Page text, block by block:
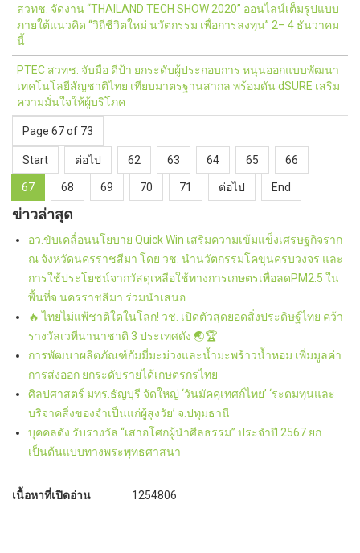
สวทช. จัดงาน “THAILAND TECH SHOW 2020” ออนไลน์เต็มรูปแบบ
ภายใต้แนวคิด “วิถีชีวิตใหม่ นวัตกรรม เพื่อการลงทุน” 2– 4 ธันวาคม
นี้
PTEC สวทช. จับมือ ดีป้า ยกระดับผู้ประกอบการ หนุนออกแบบพัฒนา
เทคโนโลยีสัญชาติไทย เทียบมาตรฐานสากล พร้อมดัน dSURE เสริม
ความมั่นใจให้ผู้บริโภค
Page 67 of 73
Start ต่อไป 62 63 64 65 66
67 68 69 70 71 ต่อไป End
ข่าวล่าสุด
อว.ขับเคลื่อนนโยบาย Quick Win เสริมความเข้มแข็งเศรษฐกิจราก
ณ จังหวัดนครราชสีมา โดย วช. นำนวัตกรรมโคขุนครบวงจร และ
การใช้ประโยชน์จากวัสดุเหลือใช้ทางการเกษตรเพื่อลดPM2.5 ใน
พื้นที่จ.นครราชสีมา ร่วมนำเสนอ
🔥 ไทยไม่แพ้ชาติใดในโลก! วช. เปิดตัวสุดยอดสิ่งประดิษฐ์ไทย คว้า
รางวัลเวทีนานาชาติ 3 ประเทศดัง 🌏🏆
การพัฒนาผลิตภัณฑ์กัมมี่มะม่วงและน้ำมะพร้าวน้ำหอม เพิ่มมูลค่า
การส่งออก ยกระดับรายได้เกษตรกรไทย
ศิลปศาสตร์ มทร.ธัญบุรี จัดใหญ่ ‘วันมัคคุเทศก์ไทย’ ‘ระดมทุนและ
บริจาคสิ่งของจำเป็นแก่ผู้สูงวัย’ จ.ปทุมธานี
บุคคลดัง รับรางวัล “เสาอโศกผู้นำศีลธรรม” ประจำปี 2567 ยก
เป็นต้นแบบทางพระพุทธศาสนา
เนื้อหาที่เปิดอ่าน 1254806